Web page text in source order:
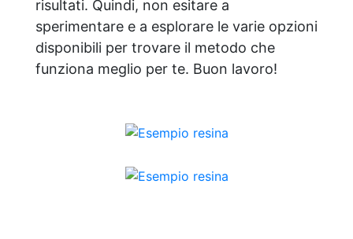
risultati. Quindi, non esitare a
sperimentare e a esplorare le varie opzioni
disponibili per trovare il metodo che
funziona meglio per te. Buon lavoro!